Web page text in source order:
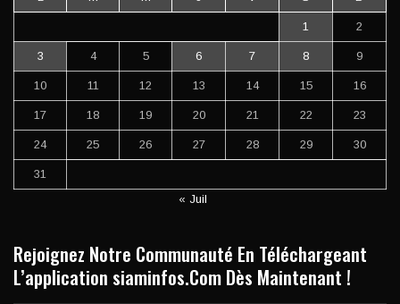
1 2
3 4 5 6 7 8 9
10 11 12 13 14 15 16
17 18 19 20 21 22 23
24 25 26 27 28 29 30
31
« Juil
Rejoignez Notre Communauté En Téléchargeant
L’application siaminfos.Com Dès Maintenant !